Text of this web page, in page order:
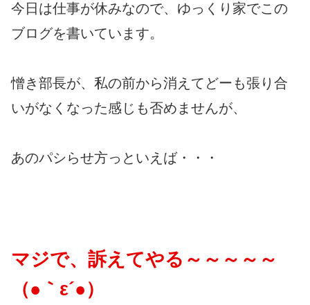
今日は仕事が休みなので、ゆっくり家でこの
ブログを書いています。
憎き部長が、私の前から消えてどーも張り合
いがなくなった感じも否めませんが、
あのパシらせ方っといえば・・・
マジで、訴えてやる～～～～～
（●｀ε´●）